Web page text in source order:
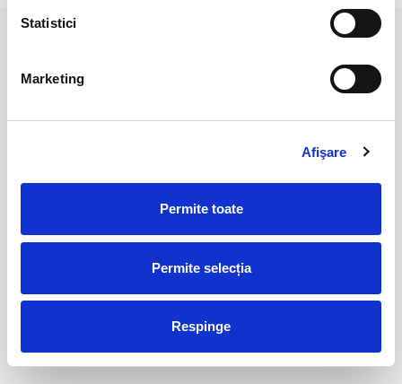
Statistici
Marketing
Afişare
Permite toate
Permite selecția
Respinge
30,00 Lei
90,00 Lei